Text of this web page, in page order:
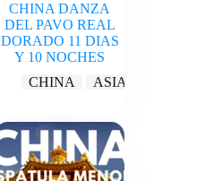
CHINA DANZA
DEL PAVO REAL
DORADO 11 DIAS
Y 10 NOCHES
CHINA
ASIA